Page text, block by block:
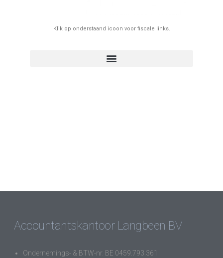
Klik op onderstaand icoon voor fiscale links.
Accountantskantoor Langbeen BV
Ondernemings- & BTW-nr. BE 0459.793.361